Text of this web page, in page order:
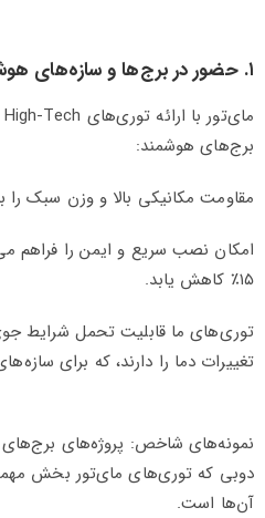
۱. حضور در برج‌ها و سازه‌های هوشمند
برج‌های هوشمند:
مقاومت مکانیکی بالا و وزن سبک
امکان نصب سریع و ایمن را فراهم
۱۵٪ کاهش یابد.
توری‌های ما قابلیت تحمل شرایط
تغییرات دما را دارند، که برای
نمونه‌های شاخص: پروژه‌های
دوبی که توری‌های مای‌تور بخش
آن‌ها است.